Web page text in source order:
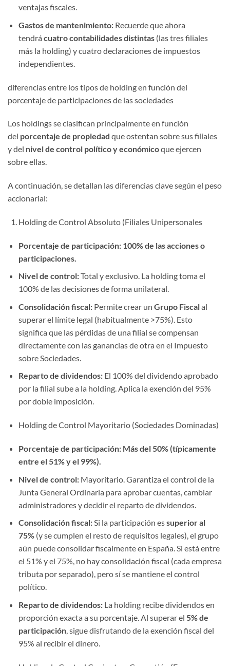
ventajas fiscales.
Gastos de mantenimiento:Recuerde que ahora
tendrá cuatro contabilidades distintas(las tres filiales
más la holding) y cuatro declaraciones de impuestos
independientes.
diferencias entre los tipos de holding en función del
porcentaje de participaciones de las sociedades
Los holdings se clasifican principalmente en función
del porcentaje de propiedad que ostentan sobre sus filiales
y del nivel de control político y económicoque ejercen
sobre ellas.
A continuación, se detallan las diferencias clave según el peso
accionarial:
Holding de Control Absoluto (Filiales Unipersonales
Porcentaje de participación: 100% de las acciones o
participaciones.
Nivel de control:Total y exclusivo. La holding toma el
100% de las decisiones de forma unilateral.
Consolidación fiscal:Permite crear un Grupo Fiscalal
superar el límite legal (habitualmente >75%). Esto
significa que las pérdidas de una filial se compensan
directamente con las ganancias de otra en el Impuesto
sobre Sociedades.
Reparto de dividendos:El 100% del dividendo aprobado
por la filial sube a la holding. Aplica la exención del 95%
por doble imposición.
Holding de Control Mayoritario (Sociedades Dominadas)
Porcentaje de participación: Más del 50% (típicamente
entre el 51% y el 99%).
Nivel de control:Mayoritario. Garantiza el control de la
Junta General Ordinaria para aprobar cuentas, cambiar
administradores y decidir el reparto de dividendos.
Consolidación fiscal:Si la participación essuperior al
75%(y se cumplen el resto de requisitos legales), el grupo
aún puede consolidar fiscalmente en España. Si está entre
el 51% y el 75%, no hay consolidación fiscal (cada empresa
tributa por separado), pero sí se mantiene el control
político.
Reparto de dividendos:La holding recibe dividendos en
proporción exacta a su porcentaje. Al superar el 5% de
participación, sigue disfrutando de la exención fiscal del
95% al recibir el dinero.